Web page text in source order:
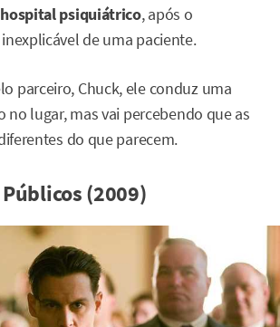
psiquiátrico, após o
de uma paciente.
parceiro, Chuck, ele conduz uma
no lugar, mas vai percebendo que as
do que parecem.
(2009)